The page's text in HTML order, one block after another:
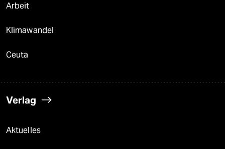
Arbeit
Klimawandel
Ceuta
Verlag
Aktuelles